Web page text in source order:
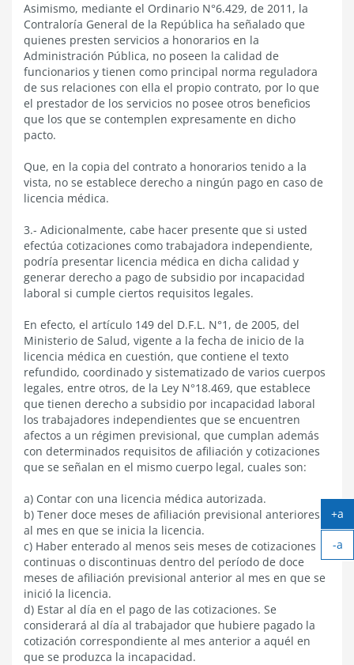
Asimismo, mediante el Ordinario N°6.429, de 2011, la
Contraloría General de la República ha señalado que
quienes presten servicios a honorarios en la
Administración Pública, no poseen la calidad de
funcionarios y tienen como principal norma reguladora
de sus relaciones con ella el propio contrato, por lo que
el prestador de los servicios no posee otros beneficios
que los que se contemplen expresamente en dicho
pacto.
Que, en la copia del contrato a honorarios tenido a la
vista, no se establece derecho a ningún pago en caso de
licencia médica.
3.- Adicionalmente, cabe hacer presente que si usted
efectúa cotizaciones como trabajadora independiente,
podría presentar licencia médica en dicha calidad y
generar derecho a pago de subsidio por incapacidad
laboral si cumple ciertos requisitos legales.
En efecto, el artículo 149 del D.F.L. N°1, de 2005, del
Ministerio de Salud, vigente a la fecha de inicio de la
licencia médica en cuestión, que contiene el texto
refundido, coordinado y sistematizado de varios cuerpos
legales, entre otros, de la Ley N°18.469, que establece
que tienen derecho a subsidio por incapacidad laboral
los trabajadores independientes que se encuentren
afectos a un régimen previsional, que cumplan además
con determinados requisitos de afiliación y cotizaciones
que se señalan en el mismo cuerpo legal, cuales son:
a) Contar con una licencia médica autorizada.
b) Tener doce meses de afiliación previsional anteriores
al mes en que se inicia la licencia.
c) Haber enterado al menos seis meses de cotizaciones
continuas o discontinuas dentro del período de doce
meses de afiliación previsional anterior al mes en que se
inició la licencia.
d) Estar al día en el pago de las cotizaciones. Se
considerará al día al trabajador que hubiere pagado la
cotización correspondiente al mes anterior a aquél en
que se produzca la incapacidad.
+a
-a